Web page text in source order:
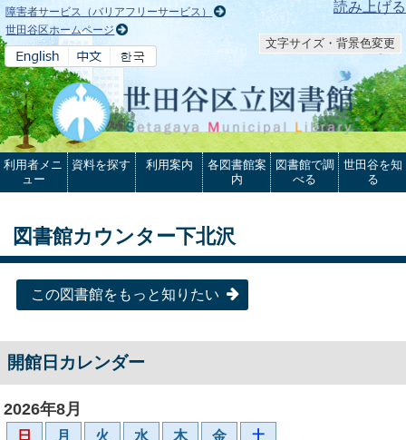
本文へ 読み上げる
障害者サービス（バリアフリーサービス）
世田谷区ホームページ
文字サイズ・背景色変更
利用者メニ
ュー
資料を探す 利用案内
各図書館案
内
図書館で調
べる
世田谷を知
る
図書館カウンター下北沢
この図書館をもっと知りたい
開館日カレンダー
2026年8月
日 月 火 水 木 金 土